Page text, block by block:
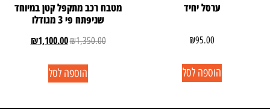
ערסל יחיד
₪95.00
הוספה לסל
מטבח רכב מתקפל קטן במיוחד
שניפתח פי 3 מגודלו
₪1,350.00
₪1,100.00
הוספה לסל